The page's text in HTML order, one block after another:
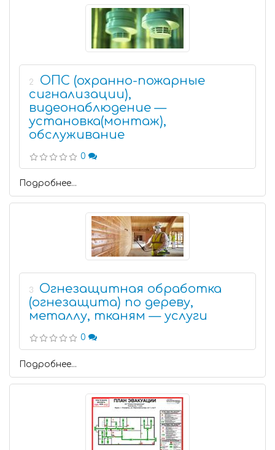
2
ОПС (охранно-пожарные
сигнализации),
видеонаблюдение —
установка(монтаж),
обслуживание
0
Подробнее...
3
Огнезащитная обработка
(огнезащита) по дереву,
металлу, тканям — услуги
0
Подробнее...